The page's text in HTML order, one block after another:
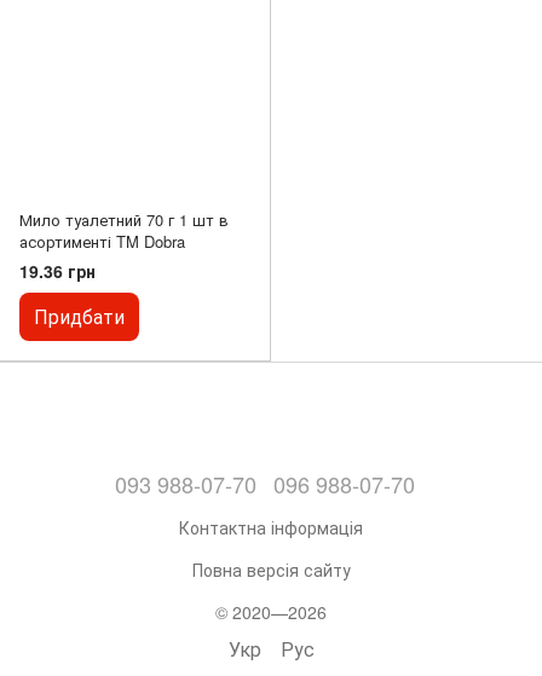
Мило туалетний 70 г 1 шт в
асортименті TM Dobra
19.36 грн
Придбати
093 988-07-70 096 988-07-70
Контактна інформація
Повна версія сайту
© 2020—2026
Укр Рус